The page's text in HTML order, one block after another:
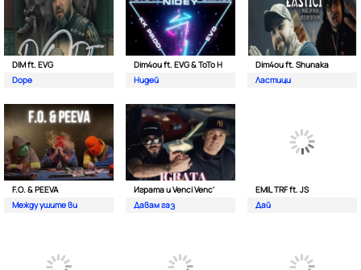
DIM ft. EVG
Dope
Dim4ou ft. EVG & ToTo H
Нидей
Dim4ou ft. Shunaka
Ластици
F.O. & PEEVA
Между ушите ви
Играта и Venci Venc'
Давам газ
EMIL TRF ft. JS
Дай